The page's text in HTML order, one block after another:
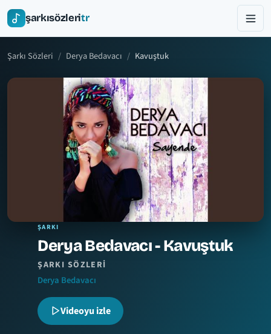
şarkısözleritr
Şarkı Sözleri Derya Bedavacı Kavuştuk
ŞARKI
Derya Bedavacı - Kavuştuk
ŞARKI SÖZLERI
Derya Bedavacı
Videoyu izle